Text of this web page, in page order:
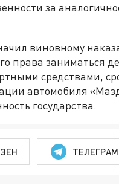
за
виновному
права заниматься
средствами,
автомобиля
государства.
ТЕЛЕГРАМ